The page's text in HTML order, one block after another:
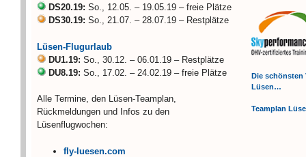
DS20.19: So., 12.05. – 19.05.19 – freie Plätze
DS30.19: So., 21.07. – 28.07.19 – Restplätze
Lüsen-Flugurlaub
DU1.19: So., 30.12. – 06.01.19 – Restplätze
DU8.19: So., 17.02. – 24.02.19 – freie Plätze
Alle Termine, den Lüsen-Teamplan,
Rückmeldungen und Infos zu den
Lüsenflugwochen:
fly-luesen.com
Die schönsten
Lüsen…
Teamplan